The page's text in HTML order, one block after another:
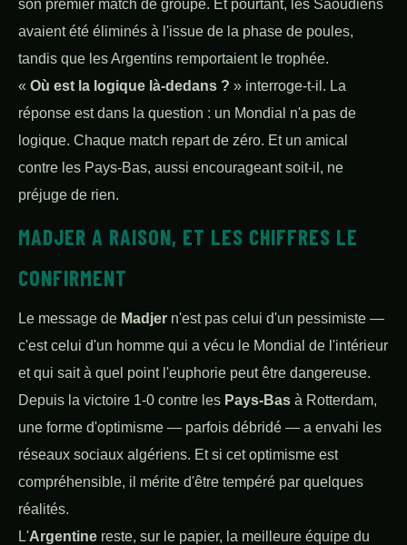
son premier match de groupe. Et pourtant, les Saoudiens
avaient été éliminés à l'issue de la phase de poules,
tandis que les Argentins remportaient le trophée.
« Où est la logique là-dedans ? » interroge-t-il. La
réponse est dans la question : un Mondial n'a pas de
logique. Chaque match repart de zéro. Et un amical
contre les Pays-Bas, aussi encourageant soit-il, ne
préjuge de rien.
MADJER A RAISON, ET LES CHIFFRES LE
CONFIRMENT
Le message de Madjer n'est pas celui d'un pessimiste —
c'est celui d'un homme qui a vécu le Mondial de l'intérieur
et qui sait à quel point l'euphorie peut être dangereuse.
Depuis la victoire 1-0 contre les Pays-Bas à Rotterdam,
une forme d'optimisme — parfois débridé — a envahi les
réseaux sociaux algériens. Et si cet optimisme est
compréhensible, il mérite d'être tempéré par quelques
réalités.
L'Argentine reste, sur le papier, la meilleure équipe du